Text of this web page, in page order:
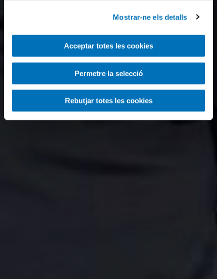
Mostrar-ne els detalls
Acceptar totes les cookies
Permetre la selecció
Rebutjar totes les cookies